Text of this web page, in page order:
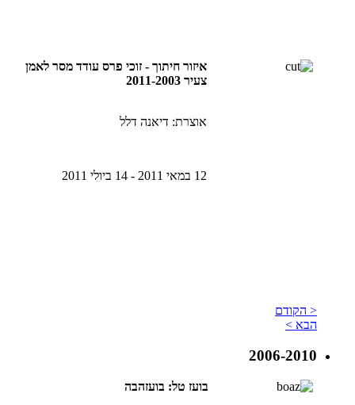
איזור חיתוך - זוכי פרס עודד מסר לאמן
צעיר 2011-2003
אוצרת: דיאנה דלל
12 במאי 2011 - 14 ביולי 2011
< הקודם
הבא >
2006-2010
בועז טל: בועזהבה